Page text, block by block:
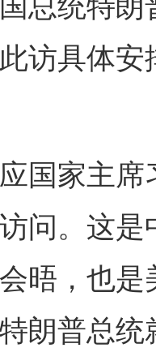
访具体安
应国家主席
问。这
晤，也
朗普总